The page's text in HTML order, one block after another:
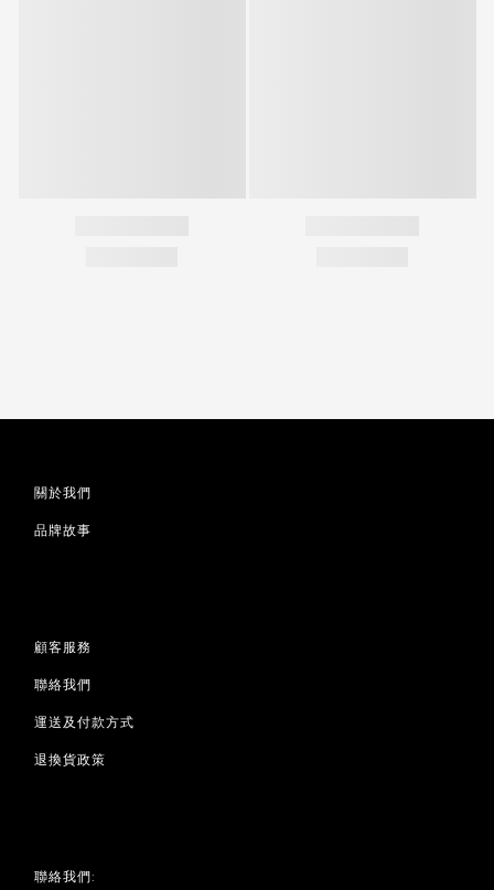
關於我們
品牌故事
顧客服務
聯絡我們
運送及付款方式
退換貨政策
聯絡我們: